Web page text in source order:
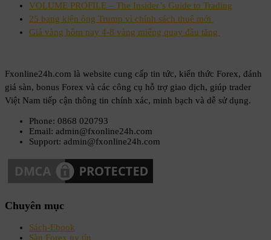
VOLUME PROFILE – The Insider’s Guide to Trading
25 bang kiện ông Trump vì chính sách thuế mới
Giá vàng hôm nay 4-8 vàng miếng quay đầu tăng
Fxonline24h.com là website cung cấp tin tức, kiến thức Forex, đánh
giá sàn, bonus Forex và các công cụ hỗ trợ giao dịch, giúp trader
Việt Nam tiếp cận thông tin chính xác, minh bạch và dễ sử dụng.
Phone: 0868 020793
Email: admin@fxonline24h.com
Support: admin@fxonline24h.com
Chuyên mục
Sách-Ebook
Sàn Forex uy tín